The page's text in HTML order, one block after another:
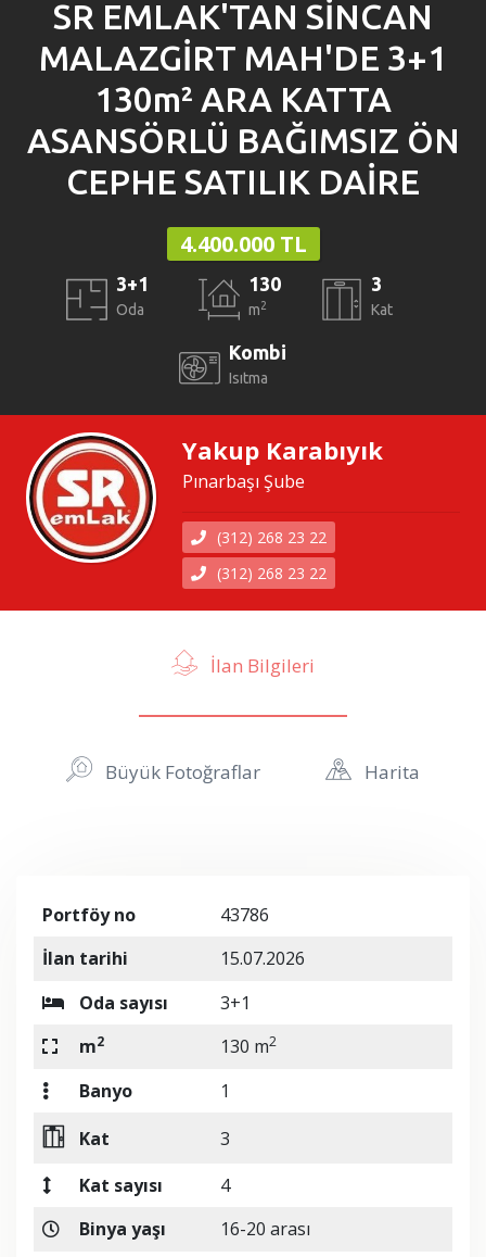
SR EMLAK'TAN SİNCAN
MALAZGİRT MAH'DE 3+1
130m² ARA KATTA
ASANSÖRLÜ BAĞIMSIZ ÖN
CEPHE SATILIK DAİRE
4.400.000 TL
3+1
Oda
130
m2
3
Kat
Kombi
Isıtma
Yakup Karabıyık
Pınarbaşı Şube
(312) 268 23 22
(312) 268 23 22
İlan Bilgileri
Büyük Fotoğraflar Harita
Portföy no
43786
İlan tarihi
15.07.2026
Oda sayısı
3+1
m2 130 m2
Banyo
1
Kat
3
Kat sayısı
4
Binya yaşı
16-20 arası